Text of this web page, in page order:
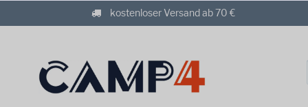
kostenloser Versand ab 70 €